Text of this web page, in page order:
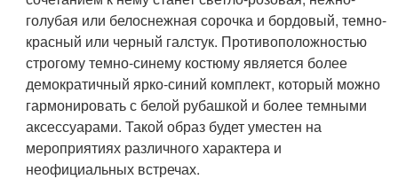
голубая или белоснежная сорочка и бордовый, темно-
красный или черный галстук. Противоположностью
строгому темно-синему костюму является более
демократичный ярко-синий комплект, который можно
гармонировать с белой рубашкой и более темными
аксессуарами. Такой образ будет уместен на
мероприятиях различного характера и
неофициальных встречах.